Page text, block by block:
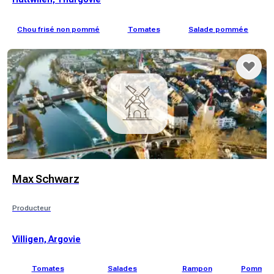
Chou frisé non pommé Tomates Salade pommée
Max Schwarz
Producteur
Villigen, Argovie
Tomates Salades Rampon